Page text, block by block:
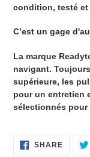
condition, testé et
C’est un gage
La marque
navigant.
supérieure, les
pour un entretien
sélectionnés pour
SHARESHARE
ON